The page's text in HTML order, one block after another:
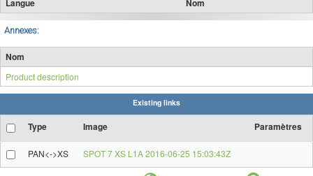
Langue Nom
Annexes:
Nom
Product description
Existing links
Type Image Paramètres
PAN<->XS SPOT 7 XS L1A 2016-06-25 15:03:43Z